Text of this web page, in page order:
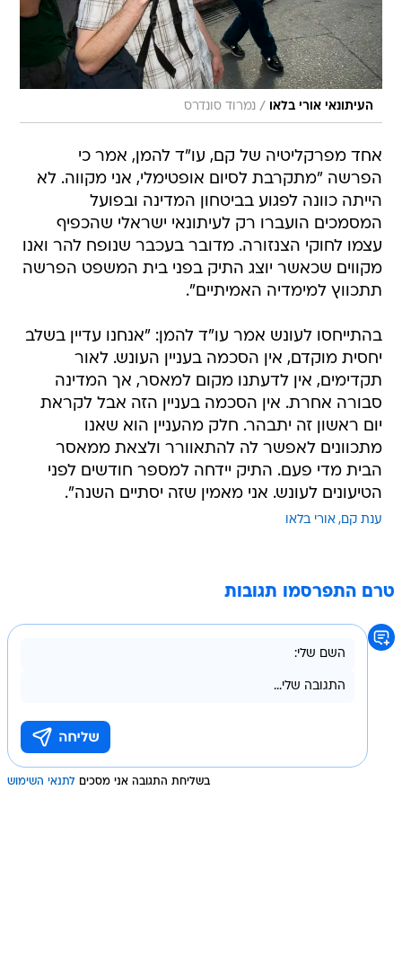
העיתונאי אורי בלאו / נמרוד סונדרס
אחד מפרקליטיה של קם, עו"ד להמן, אמר כי
הפרשה "מתקרבת לסיום אופטימלי, אני מקווה. לא
הייתה כוונה לפגוע בביטחון המדינה ובפועל
המסמכים הועברו רק לעיתונאי ישראלי שהכפיף
עצמו לחוקי הצנזורה. מדובר בעכבר שנופח להר ואנו
מקווים שכאשר יוצג התיק בפני בית המשפט הפרשה
תתכווץ למימדיה האמיתיים".
בהתייחסו לעונש אמר עו"ד להמן: "אנחנו עדיין בשלב
יחסית מוקדם, אין הסכמה בעניין העונש. לאור
תקדימים, אין לדעתנו מקום למאסר, אך המדינה
סבורה אחרת. אין הסכמה בעניין הזה אבל לקראת
יום ראשון זה יתבהר. חלק מהעניין הוא שאנו
מתכוונים לאפשר לה להתאוורר ולצאת ממאסר
הבית מדי פעם. התיק יידחה למספר חודשים לפני
הטיעונים לעונש. אני מאמין שזה יסתיים השנה".
ענת קם אורי בלאו
טרם התפרסמו תגובות
בשליחת התגובה אני מסכים לתנאי השימוש